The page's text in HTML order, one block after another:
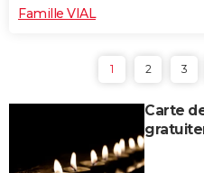
Famille VIAL
1 2 3
Carte